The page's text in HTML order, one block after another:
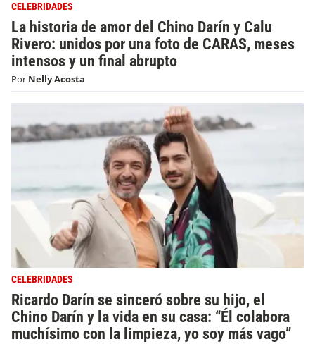
CELEBRIDADES
La historia de amor del Chino Darín y Calu
Rivero: unidos por una foto de CARAS, meses
intensos y un final abrupto
Por Nelly Acosta
CELEBRIDADES
Ricardo Darín se sinceró sobre su hijo, el
Chino Darín y la vida en su casa: “Él colabora
muchísimo con la limpieza, yo soy más vago”